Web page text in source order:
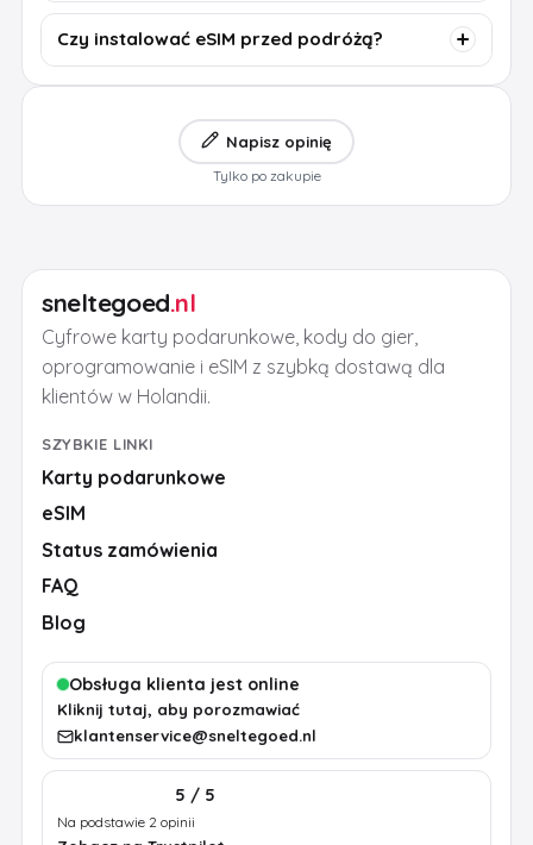
Czy instalować eSIM przed podróżą?
Napisz opinię
Tylko po zakupie
sneltegoed.nl
Cyfrowe karty podarunkowe, kody do gier,
oprogramowanie i eSIM z szybką dostawą dla
klientów w Holandii.
SZYBKIE LINKI
Karty podarunkowe
eSIM
Status zamówienia
FAQ
Blog
Obsługa klienta jest online
Kliknij tutaj, aby porozmawiać
klantenservice@sneltegoed.nl
5 / 5
Na podstawie 2 opinii